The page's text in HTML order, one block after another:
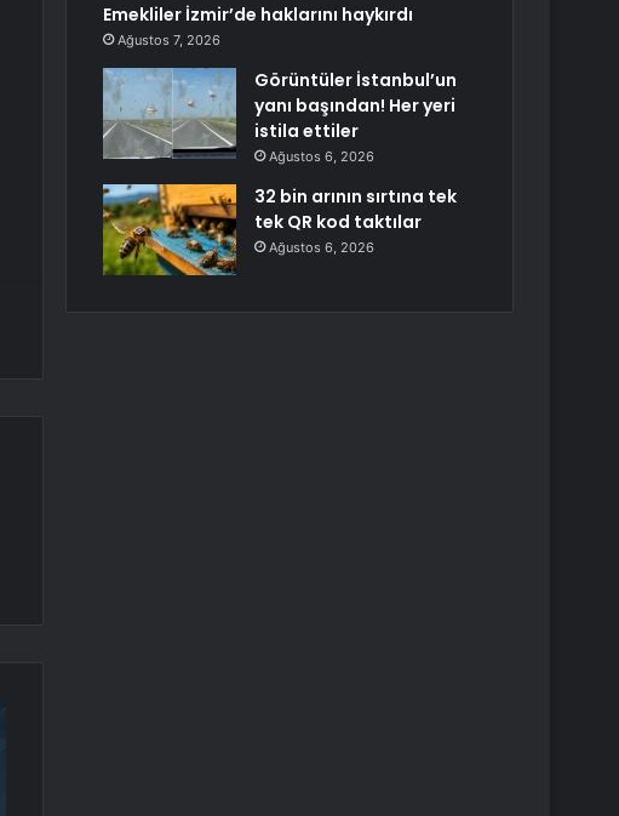
Emekliler İzmir’de haklarını haykırdı
Ağustos 7, 2026
Görüntüler İstanbul’un
yanı başından! Her yeri
istila ettiler
Ağustos 6, 2026
32 bin arının sırtına tek
tek QR kod taktılar
Ağustos 6, 2026